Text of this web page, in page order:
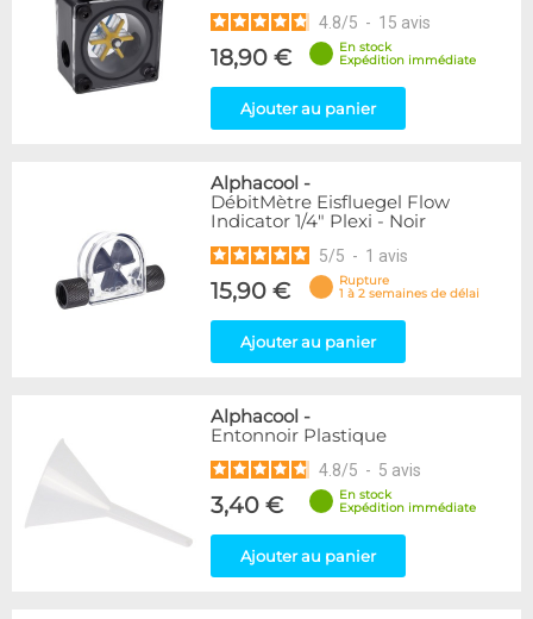
4.8/5 - 15 avis
18,90 €
En stock
Expédition immédiate
Ajouter au panier
Alphacool -
DébitMètre Eisfluegel Flow
Indicator 1/4" Plexi - Noir
5/5 - 1 avis
15,90 €
Rupture
1 à 2 semaines de délai
Ajouter au panier
Alphacool -
Entonnoir Plastique
4.8/5 - 5 avis
3,40 €
En stock
Expédition immédiate
Ajouter au panier